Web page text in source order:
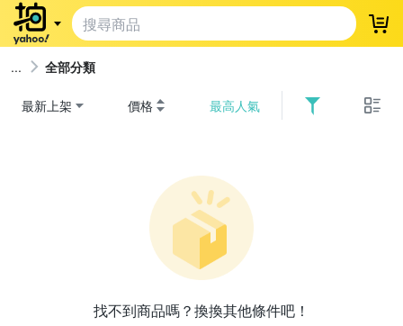
登
全部分類
最新上架 價格 最高人氣
找不到商品嗎？換換其他條件吧！